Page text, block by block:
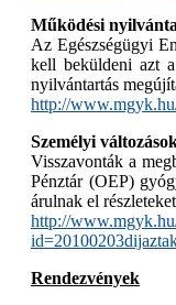
Működési
Az Egészségügyi
kell beküldeni azt
nyilvántartás
http://
Személyi
Visszavonták a
Pénztár (OEP)
árulnak el
http://
Rendezvények